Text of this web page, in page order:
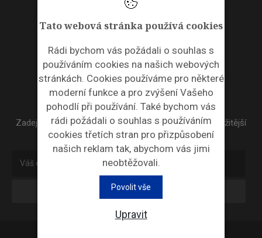
Tato webová stránka používá cookies
Rádi bychom vás požádali o souhlas s
používáním cookies na našich webových
stránkách. Cookies používáme pro některé
moderní funkce a pro zvýšení Vašeho
pohodlí při používání. Také bychom vás
rádi požádali o souhlas s používáním
cookies třetích stran pro přizpůsobení
našich reklam tak, abychom vás jimi
neobtěžovali.
Povolit vše
Upravit
Akce
ODPADNÍ PLASTY
NEWSLETTER
Zadejte váš email a my Vám budeme zasílat ty nejdůležitější
informace, maximálně 1x týdně.
Odebírat